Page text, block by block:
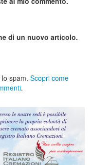
di un nuovo articolo.
spam. Scopri come
.